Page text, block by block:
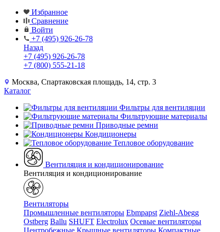
Избранное
Сравнение
Войти
+7 (495) 926-26-78
Назад
+7 (495) 926-26-78
+7 (800) 555-21-18
Москва, Спартаковская площадь, 14, стр. 3
Каталог
Фильтры для вентиляции
Фильтрующие материалы
Приводные ремни
Кондиционеры
Тепловое оборудование
Вентиляция и кондиционирование
Вентиляция и кондиционирование
Вентиляторы
Промышленные вентиляторы Ebmpapst Ziehl-Abegg
Ostberg Ballu SHUFT Electrolux Осевые вентиляторы
Центробежные Крышные вентиляторы Компактные